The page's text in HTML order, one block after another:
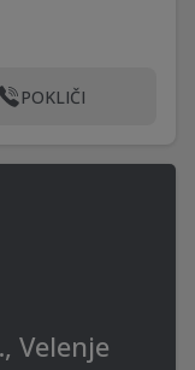
POKLIČI
Velenje